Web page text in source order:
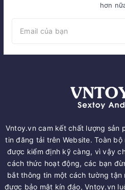
hơn
Vntoy.vn cam kết chất lượng sản
tin đăng tải trên Website. Toàn
được kiểm định kỹ càng, vì vậy
cách thức hoạt động, các bạn
bắt thông tin một cách tường tận
được bảo mật kín đáo, Vntoy.vn